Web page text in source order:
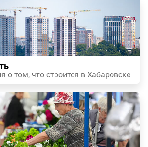
о том, что строится в Хабаровске